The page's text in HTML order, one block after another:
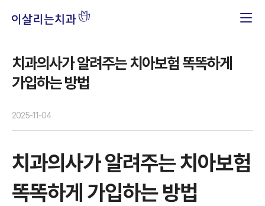
치과의사가 알려주는 치아보험 똑똑하게
가입하는 방법
2025-11-04
치과의사가 알려주는 치아보험
똑똑하게 가입하는 방법